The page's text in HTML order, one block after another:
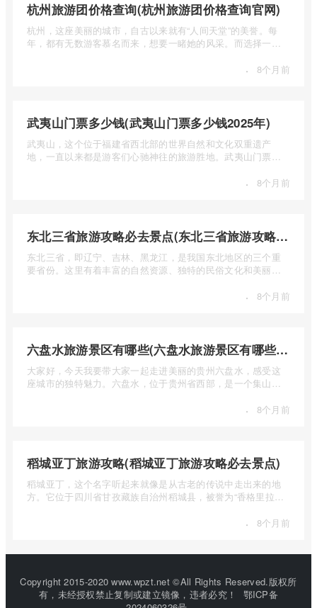
杭州旅游团价格查询(杭州旅游团价格查询官网)
杭州，这座美丽的城市，自古以来就有“人间天堂”的美誉。每
年，都有无数游客慕名而来，想要一睹她的风采。而选择一个
· 8个月前
武夷山门票多少钱(武夷山门票多少钱2025年)
武夷山，这个位于福建省西北部的世界自然和文化双重遗产
地，一直以来都是游客们心驰神往的旅游胜地。武夷山门票多
· 8个月前
东北三省旅游攻略必去景点(东北三省旅游攻略必去景点视频介绍)
东北三省，即辽宁、吉林、黑龙江，是我国东北地区的三个重
要省份。这里有着丰富的自然资源、独特的民俗文化和美丽的
· 8个月前
六盘水旅游景区有哪些(六盘水旅游景区有哪些景点值得去)
大家好，今天我要带大家一起走进美丽的贵州六盘水，感受这
座城市的独特魅力。六盘水，位于贵州省西部，是一个集山水
· 8个月前
稻城亚丁旅游攻略(稻城亚丁旅游攻略必去景点)
稻城亚丁，这个名字听起来就像是从古老的传说中走出来的地
方。它位于四川省甘孜藏族自治州稻城县，被誉为“香格里拉的
· 8个月前
Copyright 2015-2020 www.wpzt.net ©All Rights Reserved.版权所
有，未经授权禁止复制或建立镜像，违者必究！
鄂ICP备